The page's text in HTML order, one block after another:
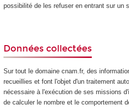
possibilité de les refuser en entrant sur un
Données collectées
Sur tout le domaine cnam.fr, des
recueillies et font l'objet d'un traitement
nécessaire à l'exécution de ses missions
de calculer le nombre et le comportement